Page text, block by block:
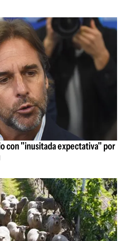
con "inusitada expectativa" por